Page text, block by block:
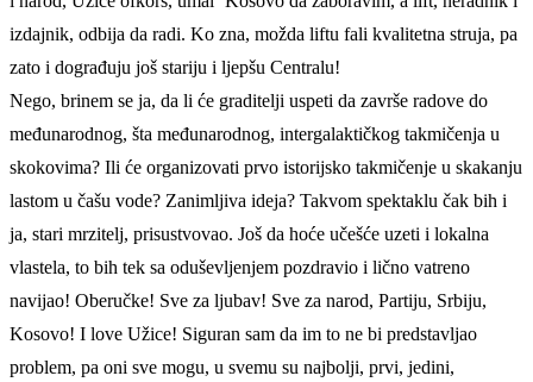
izdajnik, odbija da radi. Ko zna, možda liftu fali kvalitetna struja, pa
zato i dograđuju još stariju i ljepšu Centralu!
Nego, brinem se ja, da li će graditelji uspeti da završe radove do
međunarodnog, šta međunarodnog, intergalaktičkog takmičenja u
skokovima? Ili će organizovati prvo istorijsko takmičenje u skakanju
lastom u čašu vode? Zanimljiva ideja? Takvom spektaklu čak bih i
ja, stari mrzitelj, prisustvovao. Još da hoće učešće uzeti i lokalna
vlastela, to bih tek sa oduševljenjem pozdravio i lično vatreno
navijao! Oberučke! Sve za ljubav! Sve za narod, Partiju, Srbiju,
Kosovo! I love Užice! Siguran sam da im to ne bi predstavljao
problem, pa oni sve mogu, u svemu su najbolji, prvi, jedini,